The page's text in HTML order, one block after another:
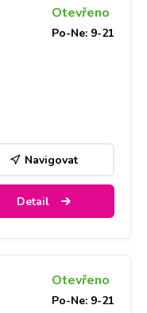
Otevřeno
Po-Ne: 9-21
Navigovat
Detail
Otevřeno
Po-Ne: 9-21